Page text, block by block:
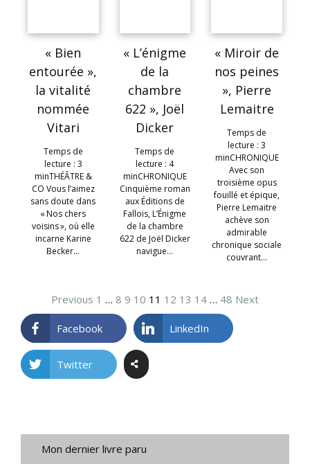
« Bien
entourée »,
la vitalité
nommée
Vitari
Temps de
lecture : 3
minTHÉÂTRE &
CO Vous l’aimez
sans doute dans
« Nos chers
voisins », où elle
incarne Karine
Becker…
« L’énigme
de la
chambre
622 », Joël
Dicker
Temps de
lecture : 4
minCHRONIQUE
Cinquième roman
aux Éditions de
Fallois, L’Énigme
de la chambre
622 de Joël Dicker
navigue…
« Miroir de
nos peines
», Pierre
Lemaitre
Temps de
lecture : 3
minCHRONIQUE
Avec son
troisième opus
fouillé et épique,
Pierre Lemaitre
achève son
admirable
chronique sociale
couvrant…
Previous 1 … 8 9 10 11 12 13 14 … 48 Next
Facebook LinkedIn
Twitter
Mon dernier livre paru